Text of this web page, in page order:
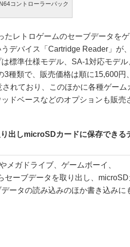
コントローラーパック
レトロゲームのセーブデータを
デバイス「Cartridge Reader」が、
標準仕様モデル、SA-1対応モデル
種類で、販売価格は順に15,600円、
れており、このほかに各種ゲーム
ドベースなどのオプションも販売
出しmicroSDカードに保存できる
ガドライブ、ゲームボーイ、
セーブデータを取り出し、microSD
ータの読み込みのほか書き込みに